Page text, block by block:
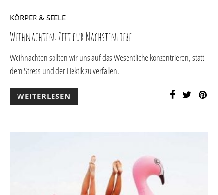
KÖRPER & SEELE
Weihnachten: Zeit für Nächstenliebe
Weihnachten sollten wir uns auf das Wesentliche konzentrieren, statt
dem Stress und der Hektik zu verfallen.
WEITERLESEN